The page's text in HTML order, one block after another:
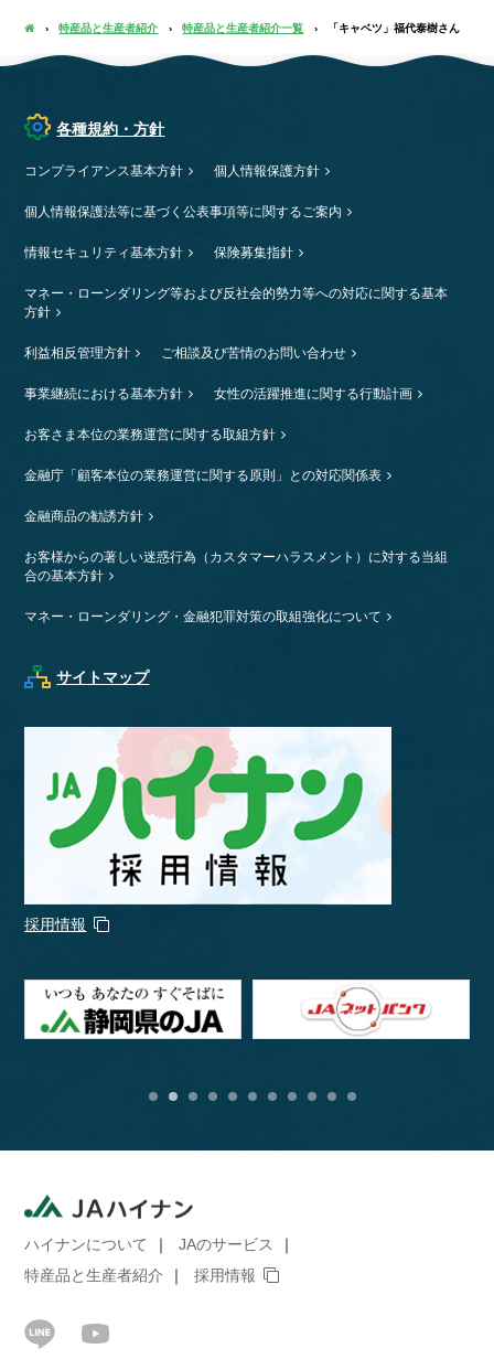
特産品と生産者紹介 特産品と生産者紹介一覧 「キャベツ」福代泰樹さん
各種規約・方針
コンプライアンス基本方針 個人情報保護方針
個人情報保護法等に基づく公表事項等に関するご案内
情報セキュリティ基本方針 保険募集指針
マネー・ローンダリング等および反社会的勢力等への対応に関する基本
方針
利益相反管理方針 ご相談及び苦情のお問い合わせ
事業継続における基本方針 女性の活躍推進に関する行動計画
お客さま本位の業務運営に関する取組方針
金融庁「顧客本位の業務運営に関する原則」との対応関係表
金融商品の勧誘方針
お客様からの著しい迷惑行為（カスタマーハラスメント）に対する当組
合の基本方針
マネー・ローンダリング・金融犯罪対策の取組強化について
サイトマップ
採用情報
ハイナンについて
JAのサービス
特産品と生産者紹介
採用情報